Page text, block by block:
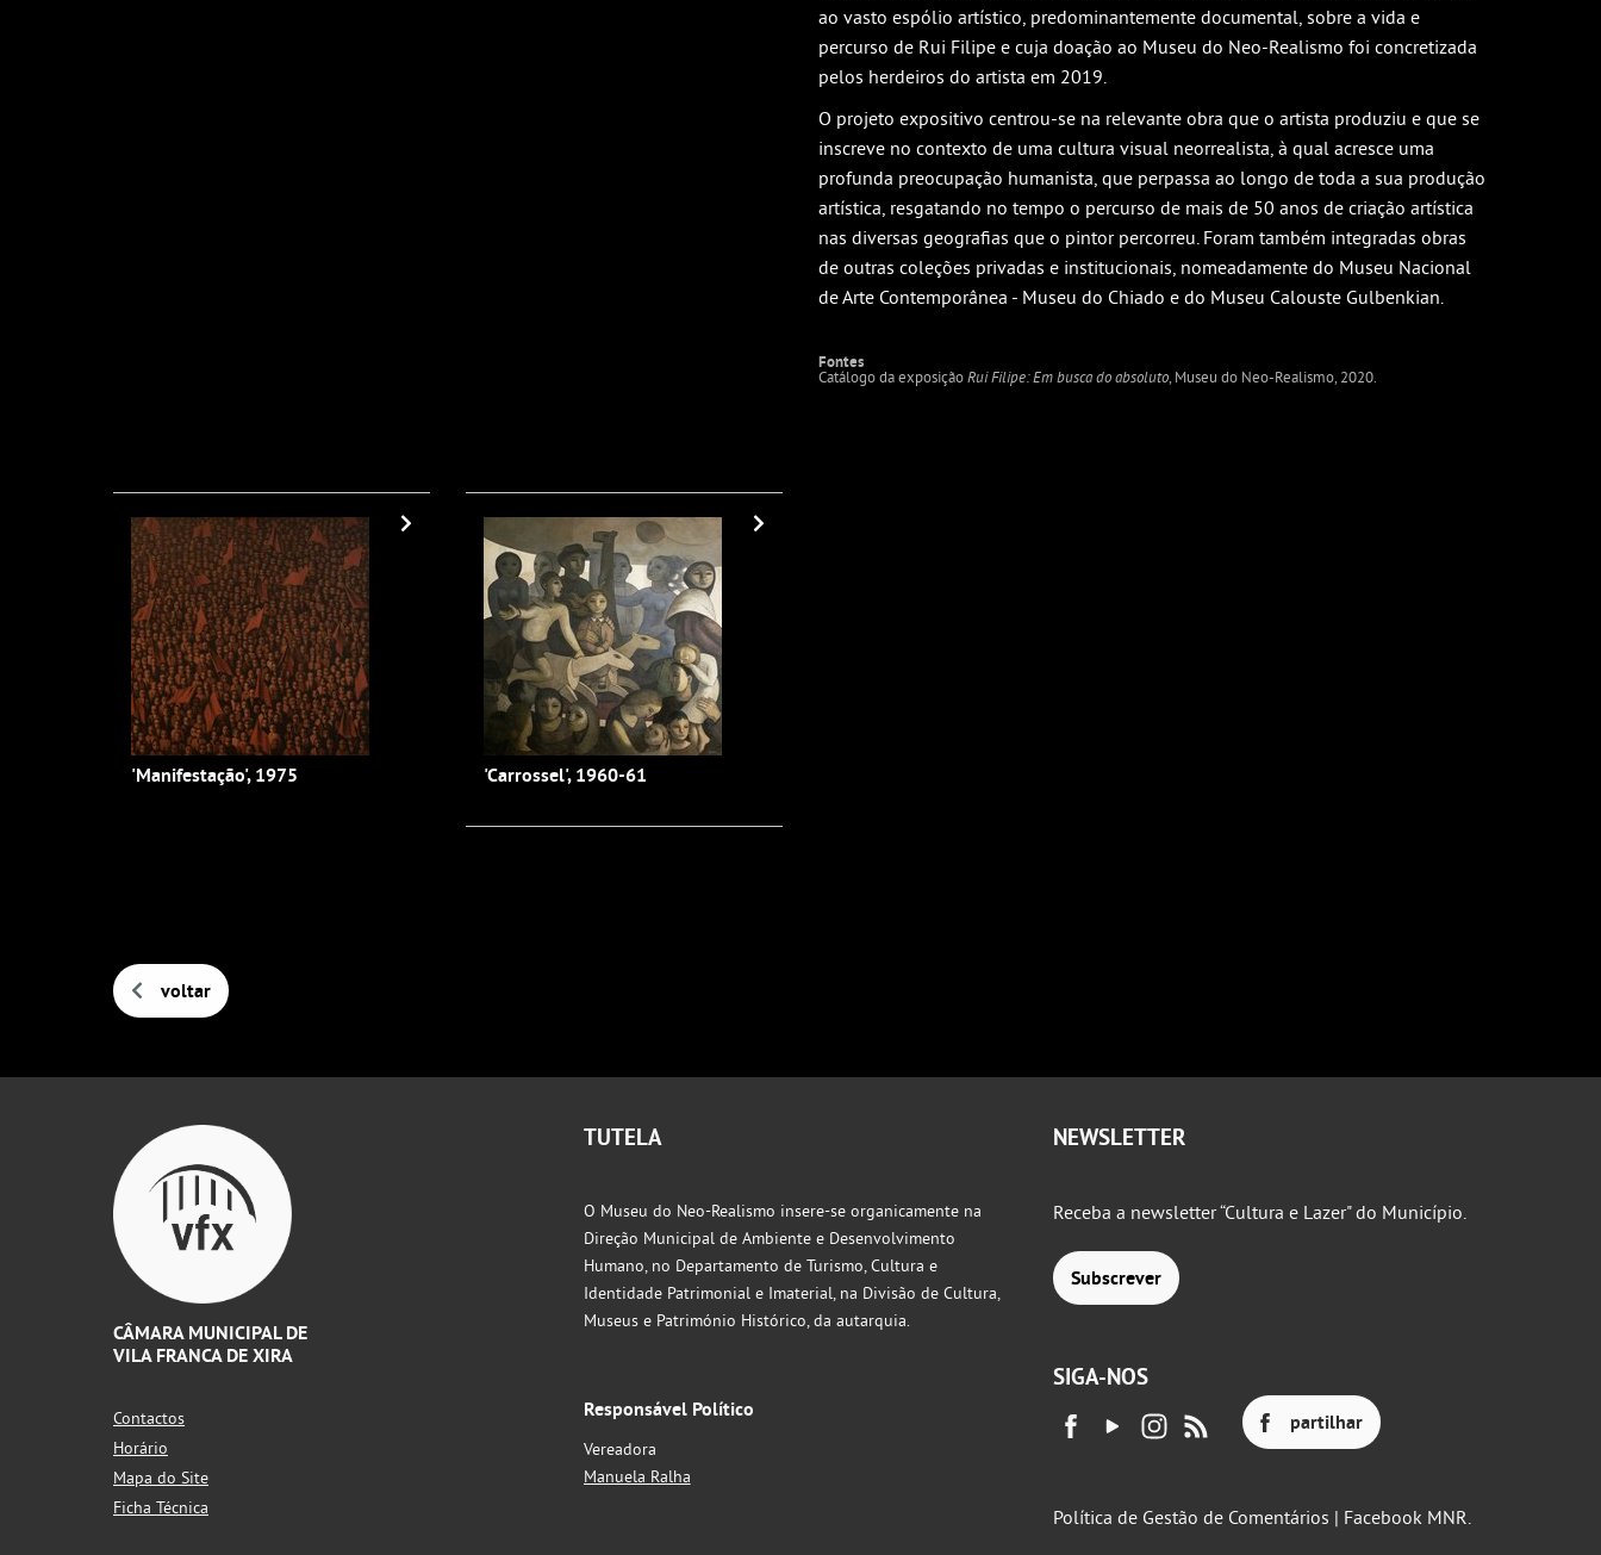
ao vasto espólio artístico, predominantemente documental, sobre a vida e
percurso de Rui Filipe e cuja doação ao Museu do Neo-Realismo foi concretizada
pelos herdeiros do artista em 2019.
O projeto expositivo centrou-se na relevante obra que o artista produziu e que se
inscreve no contexto de uma cultura visual neorrealista, à qual acresce uma
profunda preocupação humanista, que perpassa ao longo de toda a sua produção
artística, resgatando no tempo o percurso de mais de 50 anos de criação artística
nas diversas geografias que o pintor percorreu. Foram também integradas obras
de outras coleções privadas e institucionais, nomeadamente do Museu Nacional
de Arte Contemporânea - Museu do Chiado e do Museu Calouste Gulbenkian.
Fontes
Catálogo da exposiçãoRui Filipe: Em busca do absoluto , Museu do Neo-Realismo, 2020.
'Manifestação', 1975 'Carrossel', 1960-61
voltar
CÂMARA MUNICIPAL DE
VILA FRANCA DE XIRA
Contactos
Horário
Mapa do Site
Ficha Técnica
TUTELA
O Museu do Neo-Realismo insere-se organicamente na
Direção Municipal de Ambiente e Desenvolvimento
Humano, no Departamento de Turismo, Cultura e
Identidade Patrimonial e Imaterial, na Divisão de Cultura,
Museus e Património Histórico, da autarquia.
Responsável Político
Vereadora
Manuela Ralha
NEWSLETTER
Receba a newsletter “Cultura e Lazer" do Município.
Subscrever
SIGA-NOS
partilhar
Política de Gestão de Comentários | Facebook MNR.